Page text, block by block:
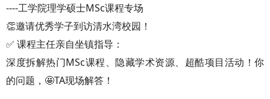
----工学院理学硕士MSc课程专场
👏邀请优秀学子到访清水湾校园！
✅ 课程主任亲自坐镇指导：
深度拆解热门MSc课程、隐藏学术资源、超酷项目活动！你
的问题，🤩TA现场解答！